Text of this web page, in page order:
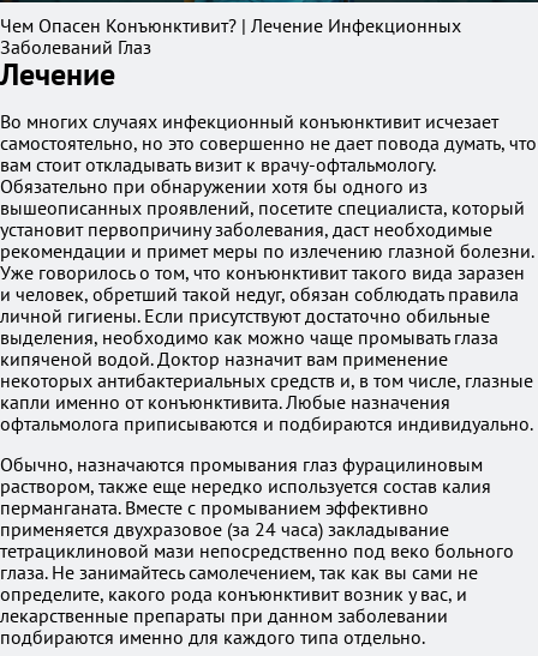
Чем Опасен Конъюнктивит? | Лечение Инфекционных
Заболеваний Глаз
Лечение
Во многих случаях инфекционный конъюнктивит исчезает
самостоятельно, но это совершенно не дает повода думать, что
вам стоит откладывать визит к врачу-офтальмологу.
Обязательно при обнаружении хотя бы одного из
вышеописанных проявлений, посетите специалиста, который
установит первопричину заболевания, даст необходимые
рекомендации и примет меры по излечению глазной болезни.
Уже говорилось о том, что конъюнктивит такого вида заразен
и человек, обретший такой недуг, обязан соблюдать правила
личной гигиены. Если присутствуют достаточно обильные
выделения, необходимо как можно чаще промывать глаза
кипяченой водой. Доктор назначит вам применение
некоторых антибактериальных средств и, в том числе, глазные
капли именно от конъюнктивита. Любые назначения
офтальмолога приписываются и подбираются индивидуально.
Обычно, назначаются промывания глаз фурацилиновым
раствором, также еще нередко используется состав калия
перманганата. Вместе с промыванием эффективно
применяется двухразовое (за 24 часа) закладывание
тетрациклиновой мази непосредственно под веко больного
глаза. Не занимайтесь самолечением, так как вы сами не
определите, какого рода конъюнктивит возник у вас, и
лекарственные препараты при данном заболевании
подбираются именно для каждого типа отдельно.